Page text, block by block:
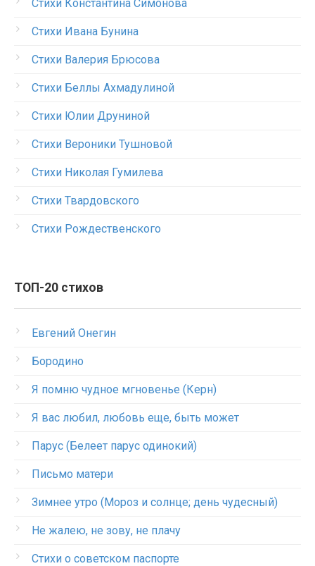
Стихи Константина Симонова
Стихи Ивана Бунина
Стихи Валерия Брюсова
Стихи Беллы Ахмадулиной
Стихи Юлии Друниной
Стихи Вероники Тушновой
Стихи Николая Гумилева
Стихи Твардовского
Стихи Рождественского
ТОП-20 стихов
Евгений Онегин
Бородино
Я помню чудное мгновенье (Керн)
Я вас любил, любовь еще, быть может
Парус (Белеет парус одинокий)
Письмо матери
Зимнее утро (Мороз и солнце; день чудесный)
Не жалею, не зову, не плачу
Стихи о советском паспорте